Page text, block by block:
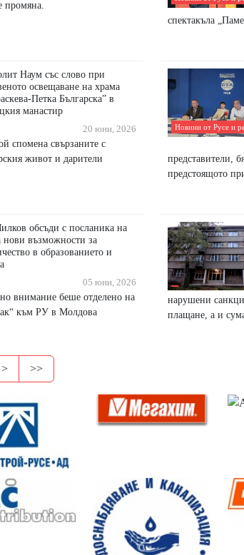
промяна.
спектакъла
Наум със слово при
освещаване на храма
Петка Българска” в
манастир
20 юни, 2026
спомена свързаните с
живот и дарители
Новини от Русе и
представители,
предстоящото
обсъди с посланика на
възможности за
в образованието и
05 юни, 2026
внимание беше отделено на
към РУ в Молдова
нарушени
плащане, а и
> >>